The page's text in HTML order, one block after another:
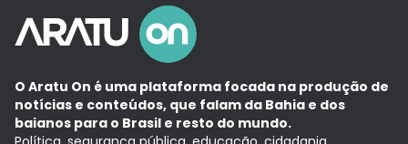
O Aratu On é uma plataforma focada na produção de
notícias e conteúdos, que falam da Bahia e dos
baianos para o Brasil e resto do mundo.